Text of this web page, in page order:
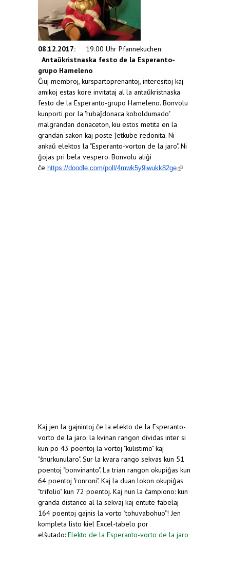
08.12.2017: 19.00 Uhr Pfannekuchen:
Antaŭkristnaska festo de la Esperanto-
grupo Hameleno
Ĉiuj membroj, kurspartoprenantoj, interesitoj kaj
amikoj estas kore invitataj al la antaŭkristnaska
festo de la Esperanto-grupo Hameleno. Bonvolu
kunporti por la "rubaĵdonaca koboldumado"
malgrandan donaceton, kiu estos metita en la
grandan sakon kaj poste ĵetkube redonita. Ni
ankaŭ elektos la "Esperanto-vorton de la jaro". Ni
ĝojas pri bela vespero. Bonvolu aliĝi
ĉe https://doodle.com/poll/4mwk5y9iwukk82ge(link is
Kaj jen la gajnintoj ĉe la elekto de la Esperanto-
vorto de la jaro: la kvinan rangon dividas inter si
kun po 43 poentoj la vortoj "kulistimo" kaj
"ŝnurkunularo". Sur la kvara rango sekvas kun 51
poentoj "bonvinanto". La trian rangon okupiĝas kun
64 poentoj "ronroni". Kaj la duan lokon okupiĝas
"trifolio" kun 72 poentoj. Kaj nun la ĉampiono: kun
granda distanco al la sekvaj kaj entute fabelaj
164 poentoj gajnis la vorto "tohuvabohuo"! Jen
kompleta listo kiel Excel-tabelo por
elŝutado: Elekto de la Esperanto-vorto de la jaro